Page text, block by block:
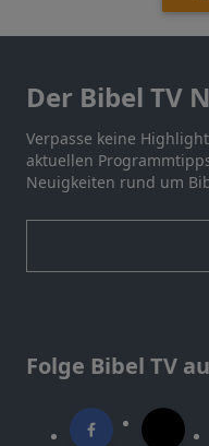
Der Bibel TV
Verpasse keine
aktuellen
Neuigkeiten rund um
Folge Bibel TV